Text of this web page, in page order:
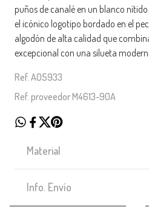
puños de canalé en un blanco
el icónico logotipo bordado en el
algodón de alta calidad que
excepcional con una silueta
Ref. A05933
Ref. proveedor M4613-90A
Material
Info. Envío